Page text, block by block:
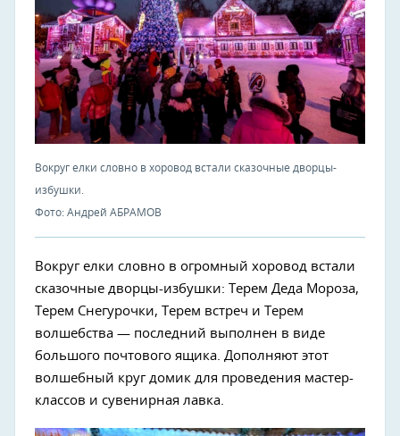
Вокруг елки словно в хоровод встали сказочные дворцы-
избушки.
Фото: Андрей АБРАМОВ
Вокруг елки словно в огромный хоровод встали
сказочные дворцы-избушки: Терем Деда Мороза,
Терем Снегурочки, Терем встреч и Терем
волшебства — последний выполнен в виде
большого почтового ящика. Дополняют этот
волшебный круг домик для проведения мастер-
классов и сувенирная лавка.